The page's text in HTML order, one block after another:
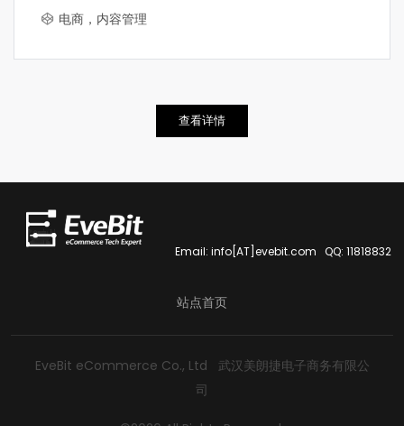
电商，内容管理
查看详情
Email: info[AT]evebit.com QQ: 11818832
站点首页
EveBit eCommerce Co., Ltd 武汉美朗捷电子商务有限公
司